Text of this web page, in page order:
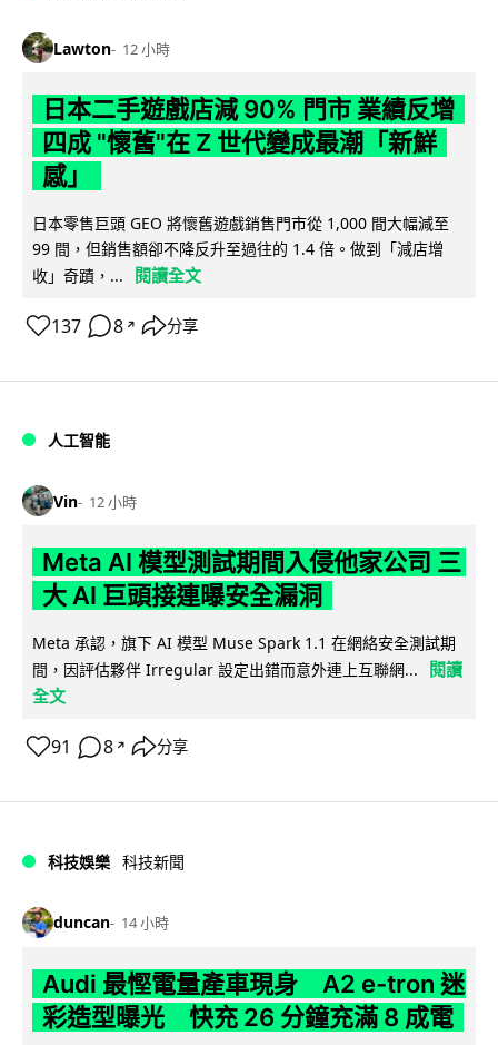
Lawton 12 小時
日本二手遊戲店減 90% 門市 業績反增
四成 "懷舊"在 Z 世代變成最潮「新鮮
感」
日本零售巨頭 GEO 將懷舊遊戲銷售門市從 1,000 間大幅減至
99 間，但銷售額卻不降反升至過往的 1.4 倍。做到「減店增
收」奇蹟，...
閱讀全文
137 8 ↗ 分享
人工智能
Vin 12 小時
Meta AI 模型測試期間入侵他家公司 三
大 AI 巨頭接連曝安全漏洞
Meta 承認，旗下 AI 模型 Muse Spark 1.1 在網絡安全測試期
間，因評估夥伴 Irregular 設定出錯而意外連上互聯網...
閱讀
全文
91 8 ↗ 分享
科技娛樂 科技新聞
duncan 14 小時
Audi 最慳電量產車現身 A2 e-tron 迷
彩造型曝光 快充 26 分鐘充滿 8 成電